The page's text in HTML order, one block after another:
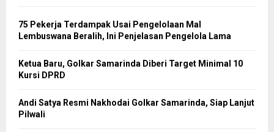
75 Pekerja Terdampak Usai Pengelolaan Mal
Lembuswana Beralih, Ini Penjelasan Pengelola Lama
Ketua Baru, Golkar Samarinda Diberi Target Minimal 10
Kursi DPRD
Andi Satya Resmi Nakhodai Golkar Samarinda, Siap Lanjut
Pilwali